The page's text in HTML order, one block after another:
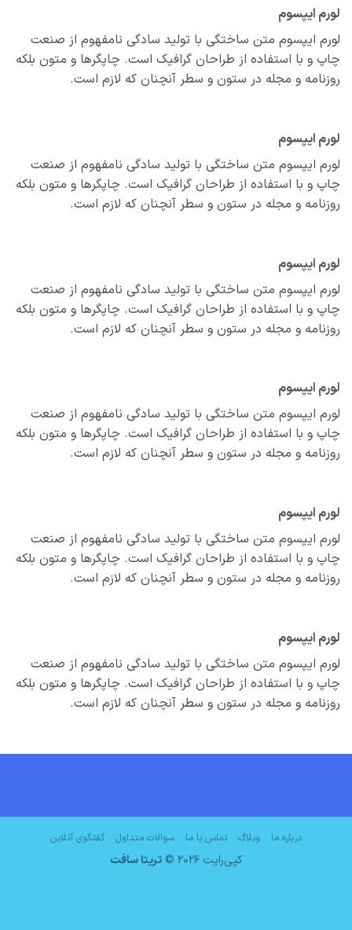
ایپسوم
ایپسوم متن ساختگی با تولید سادگی نامفهوم از صنعت
و با استفاده از طراحان گرافیک است. چاپگرها و متون بلکه
و مجله در ستون و سطر آنچنان که لازم است.
ایپسوم
ایپسوم متن ساختگی با تولید سادگی نامفهوم از صنعت
و با استفاده از طراحان گرافیک است. چاپگرها و متون بلکه
و مجله در ستون و سطر آنچنان که لازم است.
ایپسوم
ایپسوم متن ساختگی با تولید سادگی نامفهوم از صنعت
و با استفاده از طراحان گرافیک است. چاپگرها و متون بلکه
و مجله در ستون و سطر آنچنان که لازم است.
ایپسوم
ایپسوم متن ساختگی با تولید سادگی نامفهوم از صنعت
و با استفاده از طراحان گرافیک است. چاپگرها و متون بلکه
و مجله در ستون و سطر آنچنان که لازم است.
ایپسوم
ایپسوم متن ساختگی با تولید سادگی نامفهوم از صنعت
و با استفاده از طراحان گرافیک است. چاپگرها و متون بلکه
و مجله در ستون و سطر آنچنان که لازم است.
ایپسوم
ایپسوم متن ساختگی با تولید سادگی نامفهوم از صنعت
و با استفاده از طراحان گرافیک است. چاپگرها و متون بلکه
و مجله در ستون و سطر آنچنان که لازم است.
درباره ما وبلاگ تماس با ما سوالات متداول گفتگوی آنلاین
کپی‌رایت 2026 © تریتا سافت